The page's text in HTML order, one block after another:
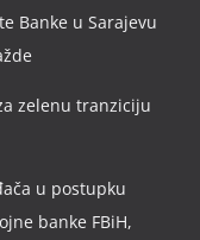
Banke u Sarajevu
zelenu tranziciju
u postupku
banke FBiH,